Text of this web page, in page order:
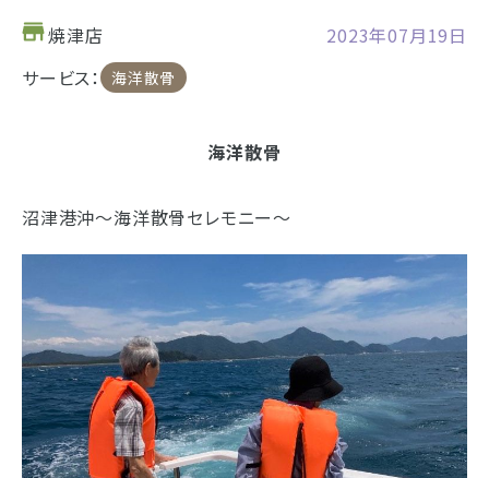
9:00～18:00 毎週火曜日定休
所在地
〒434-0026
地図を開く 店舗評価 詳細を見る
浜松店の店舗情報
浜松店 藤枝店 焼津本店
仏具
樹木葬
- セール情報
- 新着情報
- スタッフブログ
焼津店
2023年07月19日
サービス：
海洋散骨
海洋散骨
沼津港沖〜海洋散骨セレモニー〜